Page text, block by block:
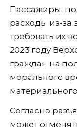
Пассажиры,
расходы из-за
требовать их
2023 году
граждан на
морального
Согласно
может